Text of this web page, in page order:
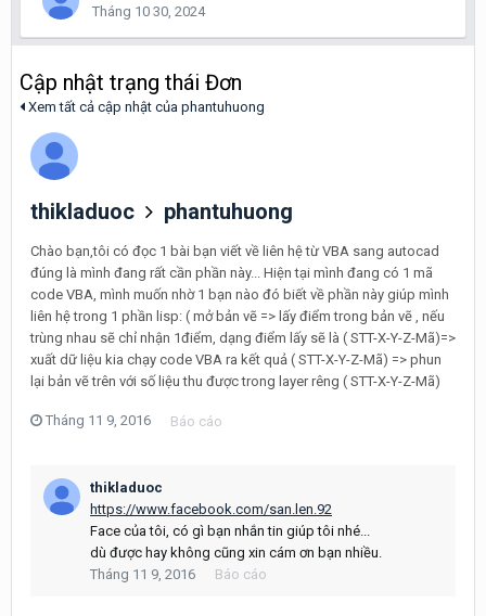
Tháng 10 30, 2024
Cập nhật trạng thái Đơn
Xem tất cả cập nhật của phantuhuong
thikladuoc phantuhuong
Chào bạn,tôi có đọc 1 bài bạn viết về liên hệ từ VBA sang autocad
đúng là mình đang rất cần phần này... Hiện tại mình đang có 1 mã
code VBA, mình muốn nhờ 1 bạn nào đó biết về phần này giúp mình
liên hệ trong 1 phần lisp: ( mở bản vẽ => lấy điểm trong bản vẽ , nếu
trùng nhau sẽ chỉ nhận 1điểm, dạng điểm lấy sẽ là ( STT-X-Y-Z-Mã)=>
xuất dữ liệu kia chạy code VBA ra kết quả ( STT-X-Y-Z-Mã) => phun
lại bản vẽ trên với số liệu thu được trong layer rêng ( STT-X-Y-Z-Mã)
Tháng 11 9, 2016 Báo cáo
thikladuoc
https://www.facebook.com/san.len.92
Face của tôi, có gì bạn nhắn tin giúp tôi nhé...
dù được hay không cũng xin cám ơn bạn nhiều.
Tháng 11 9, 2016
Báo cáo